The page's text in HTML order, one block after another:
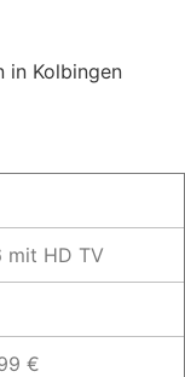
in Kolbingen
mit HD TV
€